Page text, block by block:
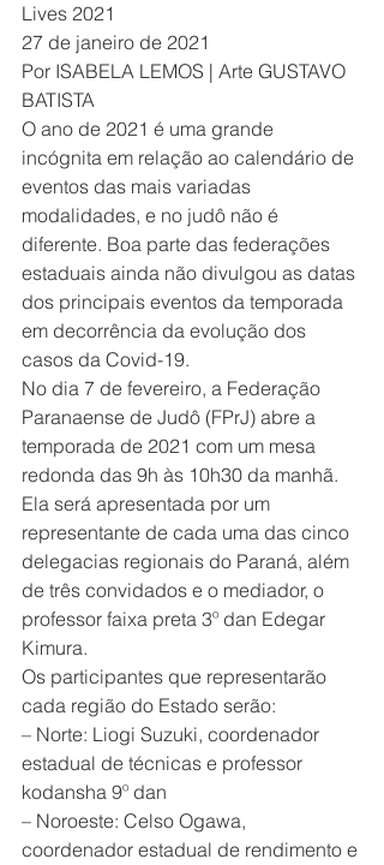
Lives 2021
27 de janeiro de 2021
Por ISABELA LEMOS | Arte GUSTAVO
BATISTA
O ano de 2021 é uma grande
incógnita em relação ao calendário de
eventos das mais variadas
modalidades, e no judô não é
diferente. Boa parte das federações
estaduais ainda não divulgou as datas
dos principais eventos da temporada
em decorrência da evolução dos
casos da Covid-19.
No dia 7 de fevereiro, a Federação
Paranaense de Judô (FPrJ) abre a
temporada de 2021 com um mesa
redonda das 9h às 10h30 da manhã.
Ela será apresentada por um
representante de cada uma das cinco
delegacias regionais do Paraná, além
de três convidados e o mediador, o
professor faixa preta 3º dan Edegar
Kimura.
Os participantes que representarão
cada região do Estado serão:
– Norte: Liogi Suzuki, coordenador
estadual de técnicas e professor
kodansha 9º dan
– Noroeste: Celso Ogawa,
coordenador estadual de rendimento e